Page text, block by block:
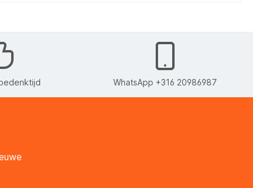
WhatsApp +316 20986987